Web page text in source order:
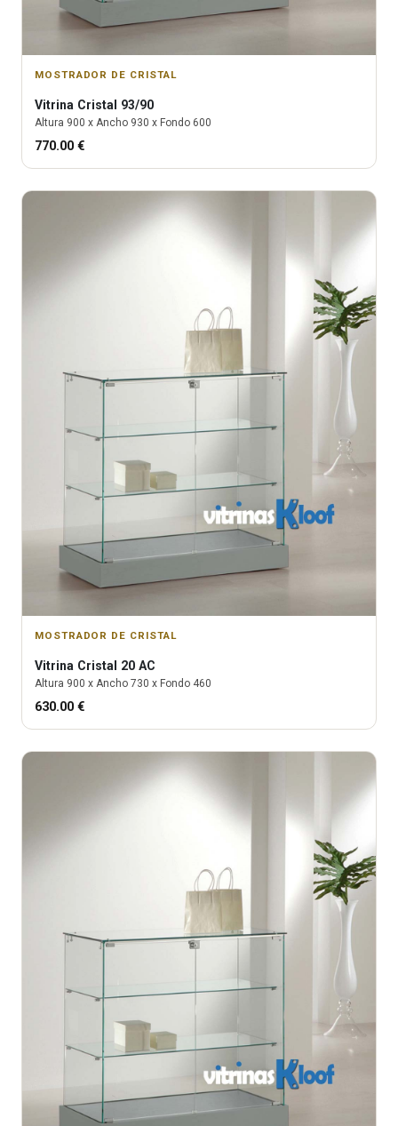
MOSTRADOR DE CRISTAL
Vitrina Cristal 93/90
Altura 900 x Ancho 930 x Fondo 600
770.00 €
MOSTRADOR DE CRISTAL
Vitrina Cristal 20 AC
Altura 900 x Ancho 730 x Fondo 460
630.00 €